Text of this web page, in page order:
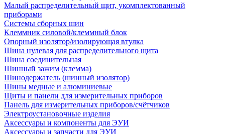
Малый распределительный щит, укомплектованный
приборами
Системы сборных шин
Клеммник силовой/клеммный блок
Опорный изолятор/изолирующая втулка
Шина нулевая для распределительного щита
Шина соединительная
Шинный зажим (клемма)
Шинодержатель (шинный изолятор)
Шины медные и алюминиевые
Щиты и панели для измерительных приборов
Панель для измерительных приборов/счётчиков
Электроустановочные изделия
Аксессуары и компоненты для ЭУИ
Аксессуары и запчасти для ЭУИ